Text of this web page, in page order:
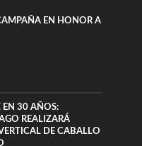
EN HONOR A
EN 30 AÑOS:
REALIZARÁ
DE CABALLO